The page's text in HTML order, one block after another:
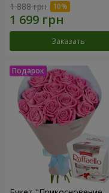
1 888 грн
Заказать